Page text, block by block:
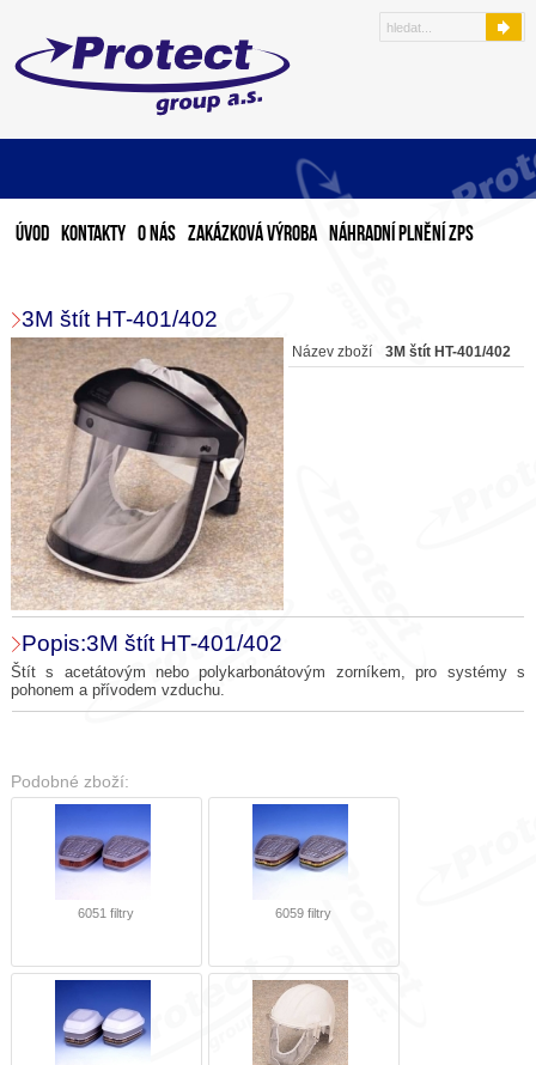
3M štít HT-401/402
Název zboží 3M štít HT-401/402
Popis:3M štít HT-401/402
Štít s acetátovým nebo polykarbonátovým zorníkem, pro systémy s
pohonem a přívodem vzduchu.
Podobné zboží:
6051 filtry 6059 filtry
Úvod Kontakty O nás Zakázková výroba Náhradní plnění ZPS